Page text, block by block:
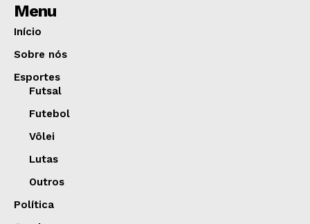
Menu
Início
Sobre nós
Esportes
Futsal
Futebol
Vôlei
Lutas
Outros
Política